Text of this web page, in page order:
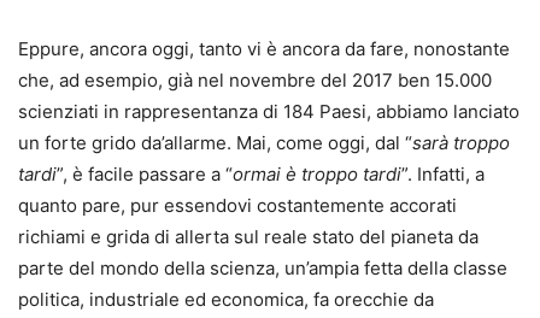
Eppure, ancora oggi, tanto vi è ancora da fare, nonostante
che, ad esempio, già nel novembre del 2017 ben 15.000
scienziati in rappresentanza di 184 Paesi, abbiamo lanciato
un forte grido da’allarme. Mai, come oggi, dal “sarà troppo
tardi”, è facile passare a “ormai è troppo tardi”. Infatti, a
quanto pare, pur essendovi costantemente accorati
richiami e grida di allerta sul reale stato del pianeta da
parte del mondo della scienza, un’ampia fetta della classe
politica, industriale ed economica, fa orecchie da